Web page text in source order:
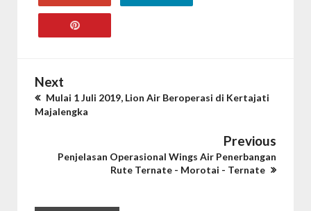
Next
Mulai 1 Juli 2019, Lion Air Beroperasi di Kertajati
Majalengka
Previous
Penjelasan Operasional Wings Air Penerbangan
Rute Ternate - Morotai - Ternate